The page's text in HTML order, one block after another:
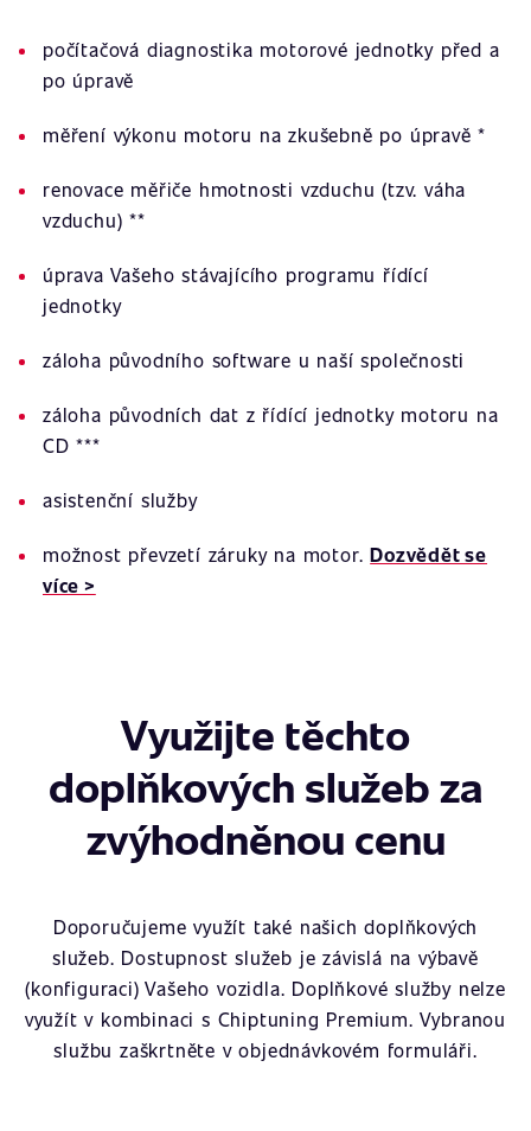
počítačová diagnostika motorové jednotky před a
po úpravě
měření výkonu motoru na zkušebně po úpravě *
renovace měřiče hmotnosti vzduchu (tzv. váha
vzduchu) **
úprava Vašeho stávajícího programu řídící
jednotky
záloha původního software u naší společnosti
záloha původních dat z řídící jednotky motoru na
CD ***
asistenční služby
možnost převzetí záruky na motor.Dozvědět se
více >
Využijte těchto
doplňkových služeb za
zvýhodněnou cenu
Doporučujeme využít také našich doplňkových
služeb. Dostupnost služeb je závislá na výbavě
(konfiguraci) Vašeho vozidla. Doplňkové služby nelze
využít v kombinaci s Chiptuning Premium. Vybranou
službu zaškrtněte v objednávkovém formuláři.